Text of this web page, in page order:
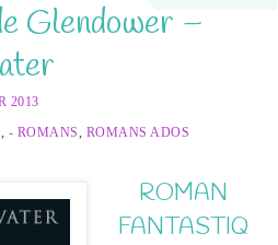
Glendower –
2013
, - ROMANS, ROMANS ADOS
ROMAN
FANTASTIQ